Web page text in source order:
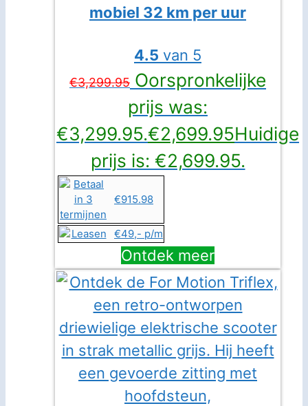
mobiel 32 km per uur
4.5 van 5
€3,299.95 Oorspronkelijke
prijs was:
€3,299.95.€2,699.95Huidige
prijs is: €2,699.95.
€915.98
€49,- p/m
Ontdek meer